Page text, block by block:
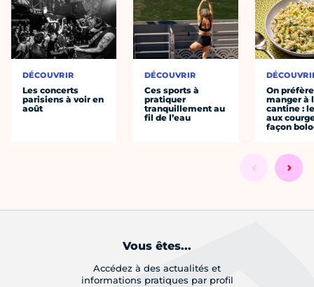
DÉCOUVRIR
Les concerts
parisiens à voir en
août
DÉCOUVRIR
Ces sports à
pratiquer
tranquillement au
fil de l’eau
On préfère
manger à
cantine :
aux
façon
Vous êtes...
Accédez à des actualités et
informations pratiques par profil